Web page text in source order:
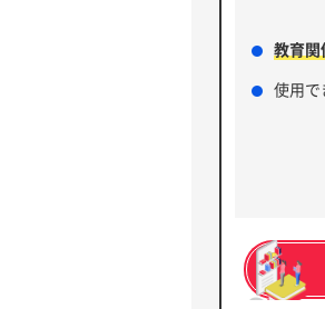
教育関
使用で